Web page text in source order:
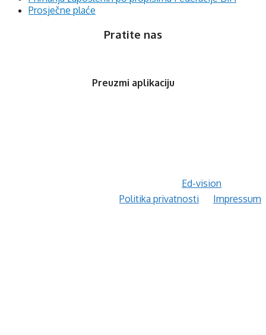
Prosječne plaće
Pratite nas
Preuzmi aplikaciju
Ed-vision
Politika privatnosti
Impressum